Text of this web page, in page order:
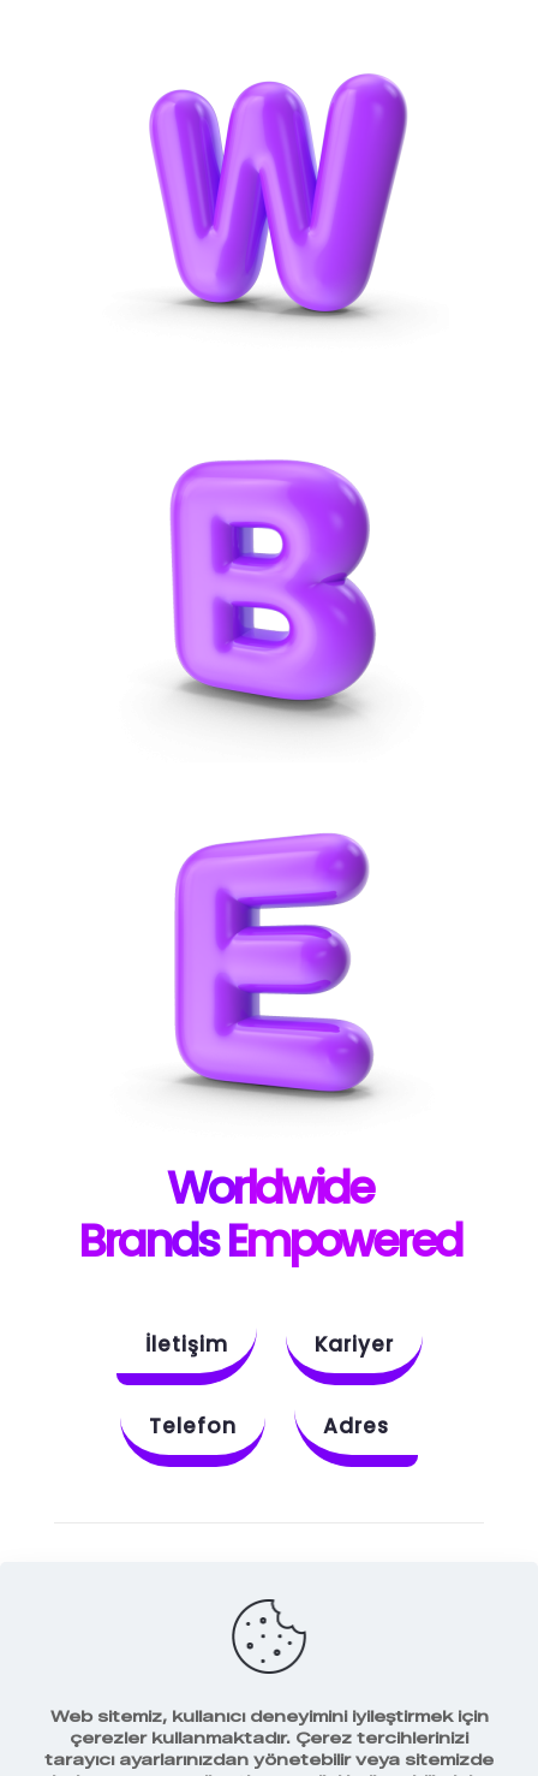
Worldwide
Brands Empowered
İletişim Kariyer
Telefon Adres
Behance
Facebook
Web sitemiz, kullanıcı deneyimini iyileştirmek için
çerezler kullanmaktadır. Çerez tercihlerinizi
tarayıcı ayarlarınızdan yönetebilir veya sitemizde